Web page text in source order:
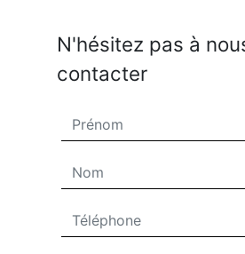
N'hésitez pas à
contacter